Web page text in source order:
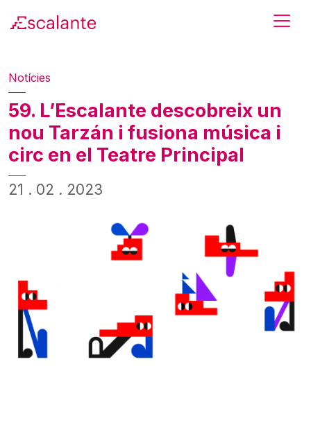
Notícies
59. L’Escalante descobreix un
nou Tarzán i fusiona música i
circ en el Teatre Principal
21 . 02 . 2023